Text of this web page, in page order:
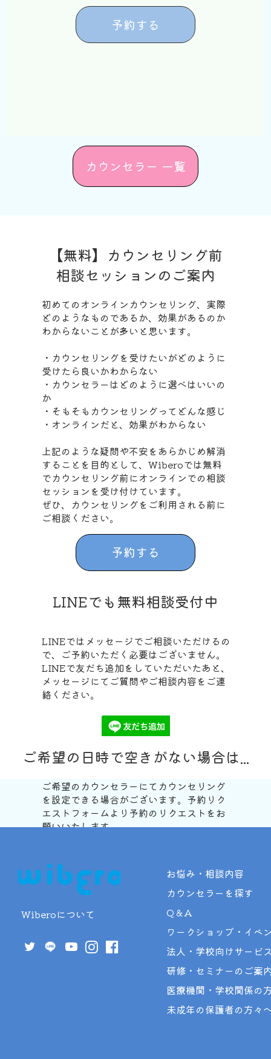
予約する
カウンセラー 一覧
【無料】カウンセリング前
相談セッションのご案内
初めてのオンラインカウンセリング、実際
どのようなものであるか、効果があるのか
わからないことが多いと思います。
・カウンセリングを受けたいがどのように
受けたら良いかわからない
・カウンセラーはどのように選べはいいの
か
・そもそもカウンセリングってどんな感じ
・オンラインだと、効果がわからない
上記のような疑問や不安をあらかじめ解消
することを目的として、Wiberoでは無料
でカウンセリング前にオンラインでの相談
セッションを受け付けています。
ぜひ、カウンセリングをご利用される前に
ご相談ください。
予約する
LINEでも無料相談受付中
LINEではメッセージでご相談いただけるの
で、ご予約いただく必要はございません。
LINEで友だち追加をしていただいたあと、
メッセージにてご質問やご相談内容をご連
絡ください。
ご希望の日時で空きがない場合は...
ご希望のカウンセラーにてカウンセリング
を設定できる場合がございます。予約リク
エストフォームより予約のリクエストをお
願いいたします。
予約リクエストフォーム
Wiberoについて
お悩み・相談内容
カウンセラーを探す
Q＆A
ワークショップ・イベ
法人・学校向けサービ
研修・セミナーのご案
医療機関・学校関係の
未成年の保護者の方々